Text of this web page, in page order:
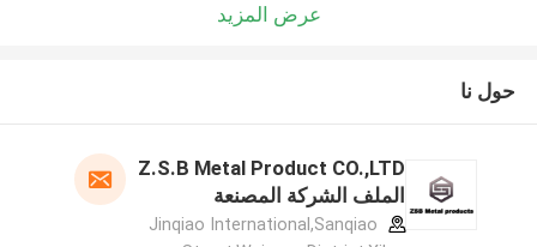
عرض المزيد
حول نا
Z.S.B Metal Product CO.,LTD
الملف الشركة المصنعة
Jinqiao International,Sanqiao